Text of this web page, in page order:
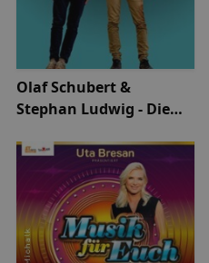
Olaf Schubert &
Stephan Ludwig - Die
Podcast